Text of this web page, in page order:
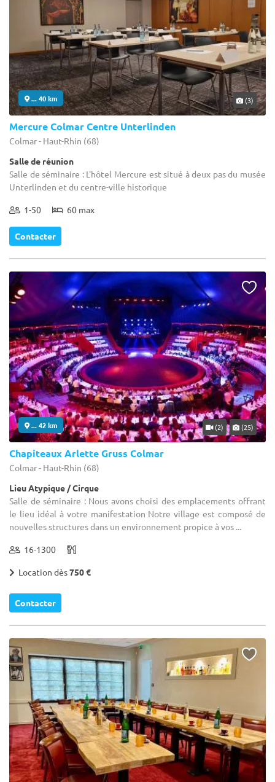
... 40 km (3)
Mercure Colmar Centre Unterlinden
Colmar - Haut-Rhin (68)
Salle de réunion
Salle de séminaire : L'hôtel Mercure est situé à deux pas du musée
Unterlinden et du centre-ville historique
1-50 60 max
Contacter
... 42 km (2) (25)
Chapiteaux Arlette Gruss Colmar
Colmar - Haut-Rhin (68)
Lieu Atypique / Cirque
Salle de séminaire : Nous avons choisi des emplacements offrant
le lieu idéal à votre manifestation Notre village est composé de
nouvelles structures dans un environnement propice à vos ...
16-1300
Location dès750 €
Contacter